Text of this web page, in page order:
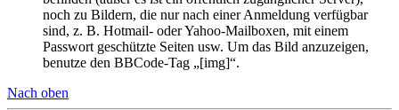
noch zu Bildern, die nur nach einer Anmeldung verfügbar
sind, z. B. Hotmail- oder Yahoo-Mailboxen, mit einem
Passwort geschützte Seiten usw. Um das Bild anzuzeigen,
benutze den BBCode-Tag „[img]“.
Nach oben